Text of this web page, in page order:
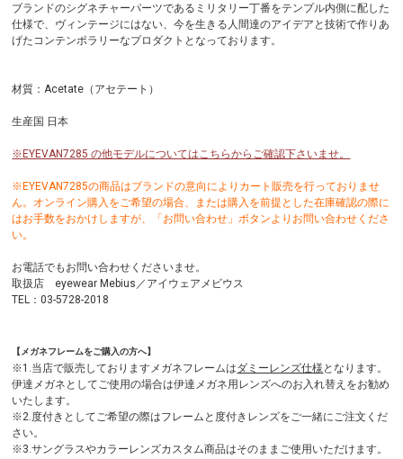
ブランドのシグネチャーパーツであるミリタリー丁番をテンプル内側に配した
仕様で、ヴィンテージにはない、今を生きる人間達のアイデアと技術で作りあ
げたコンテンポラリーなプロダクトとなっております。
材質：Acetate（アセテート）
生産国 日本
※EYEVAN7285 の他モデルについてはこちらからご確認下さいませ。
※EYEVAN7285の商品はブランドの意向によりカート販売を行っておりませ
ん。オンライン購入をご希望の場合、または購入を前提とした在庫確認の際に
はお手数をおかけしますが、「お問い合わせ」ボタンよりお問い合わせくださ
い。
お電話でもお問い合わせくださいませ。
取扱店 eyewear Mebius／アイウェアメビウス
TEL：03-5728-2018
【メガネフレームをご購入の方へ】
※1.当店で販売しておりますメガネフレームはダミーレンズ仕様 となります。
伊達メガネとしてご使用の場合は伊達メガネ用レンズへのお入れ替えをお勧め
いたします。
※2.度付きとしてご希望の際はフレームと度付きレンズをご一緒にご注文くだ
さい。
※3.サングラスやカラーレンズカスタム商品はそのままご使用いただけます。